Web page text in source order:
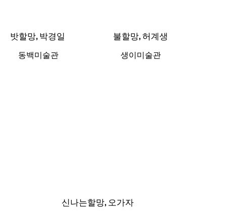
밧할망, 박경일
동백미술관
불할망, 허계생
생이미술관
신나는할망, 오가자